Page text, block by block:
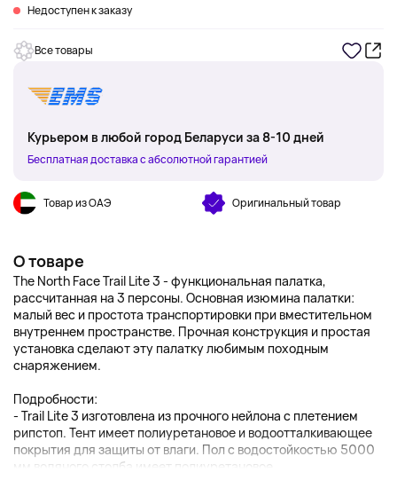
Недоступен к заказу
Все товары
Курьером в любой город Беларуси за 8-10 дней
Бесплатная доставка с абсолютной гарантией
Товар из ОАЭ Оригинальный товар
О товаре
The North Face Trail Lite 3 - функциональная палатка,
рассчитанная на 3 персоны. Основная изюмина палатки:
малый вес и простота транспортировки при вместительном
внутреннем пространстве. Прочная конструкция и простая
установка сделают эту палатку любимым походным
снаряжением.
Подробности:
- Trail Lite 3 изготовлена из прочного нейлона с плетением
рипстоп. Тент имеет полиуретановое и водоотталкивающее
покрытия для защиты от влаги. Пол с водостойкостью 5000
мм водяного столба имеет полиуретановое...